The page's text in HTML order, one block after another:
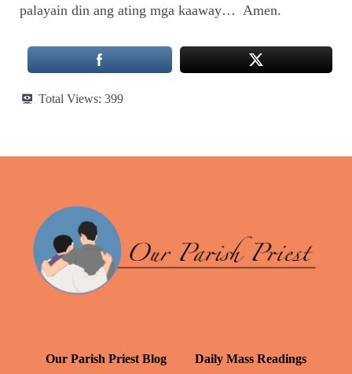
palayain din ang ating mga kaaway… Amen.
Total Views: 399
Our Parish Priest Blog Daily Mass Readings